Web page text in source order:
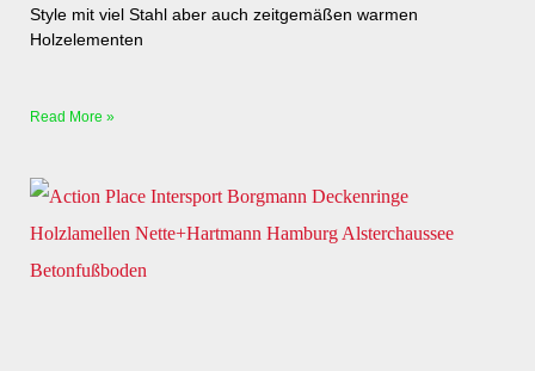
Style mit viel Stahl aber auch zeitgemäßen warmen
Holzelementen
Read More »